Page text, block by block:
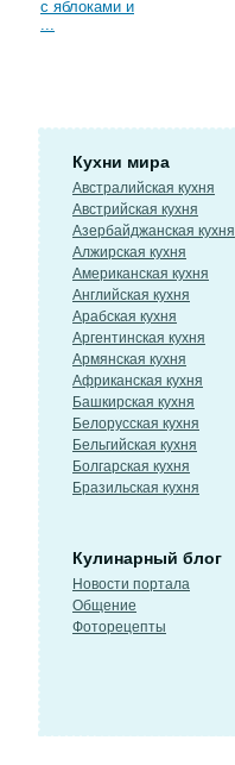
с яблоками и
...
Кухни мира
Австралийская кухня
Австрийская кухня
Азербайджанская кухня
Алжирская кухня
Американская кухня
Английская кухня
Арабская кухня
Аргентинская кухня
Армянская кухня
Африканская кухня
Башкирская кухня
Белорусская кухня
Бельгийская кухня
Болгарская кухня
Бразильская кухня
Кулинарный блог
Новости портала
Общение
Фоторецепты